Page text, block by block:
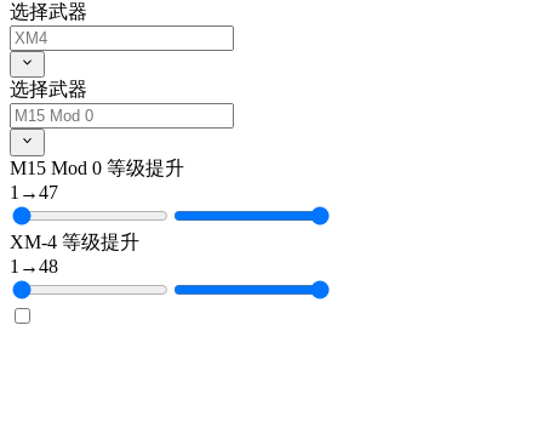
选择武器
选择武器
M15 Mod 0 等级提升
1 →47
XM-4 等级提升
1 →48